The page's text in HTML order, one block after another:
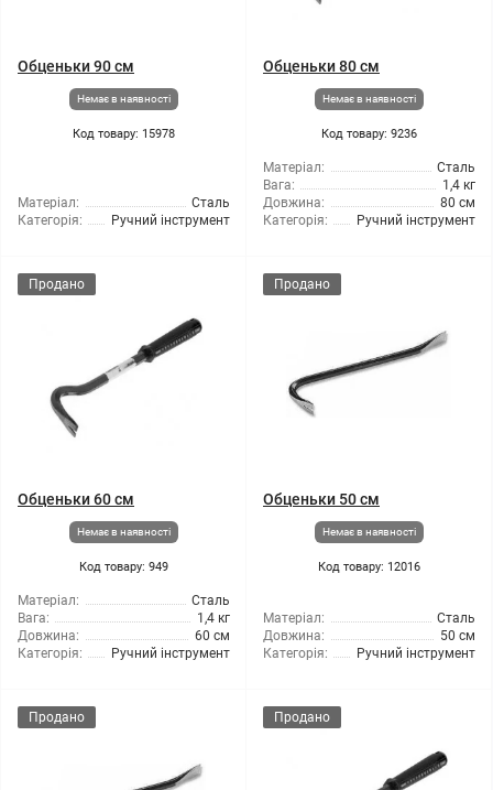
Обценьки 90 см
Немає в наявності
Код товару: 15978
Матеріал:
Сталь
Категорія:
Ручний інструмент
Обценьки 80 см
Немає в наявності
Код товару: 9236
Матеріал:
Сталь
Вага:
1,4 кг
Довжина:
80 см
Категорія:
Ручний інструмент
Продано
Обценьки 60 см
Немає в наявності
Код товару: 949
Матеріал:
Сталь
Вага:
1,4 кг
Довжина:
60 см
Категорія:
Ручний інструмент
Продано
Обценьки 50 см
Немає в наявності
Код товару: 12016
Матеріал:
Сталь
Довжина:
50 см
Категорія:
Ручний інструмент
Продано Продано